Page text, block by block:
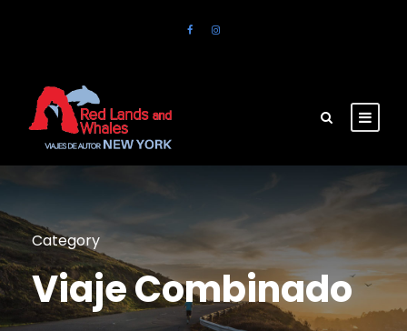
Category
Viaje Combinado